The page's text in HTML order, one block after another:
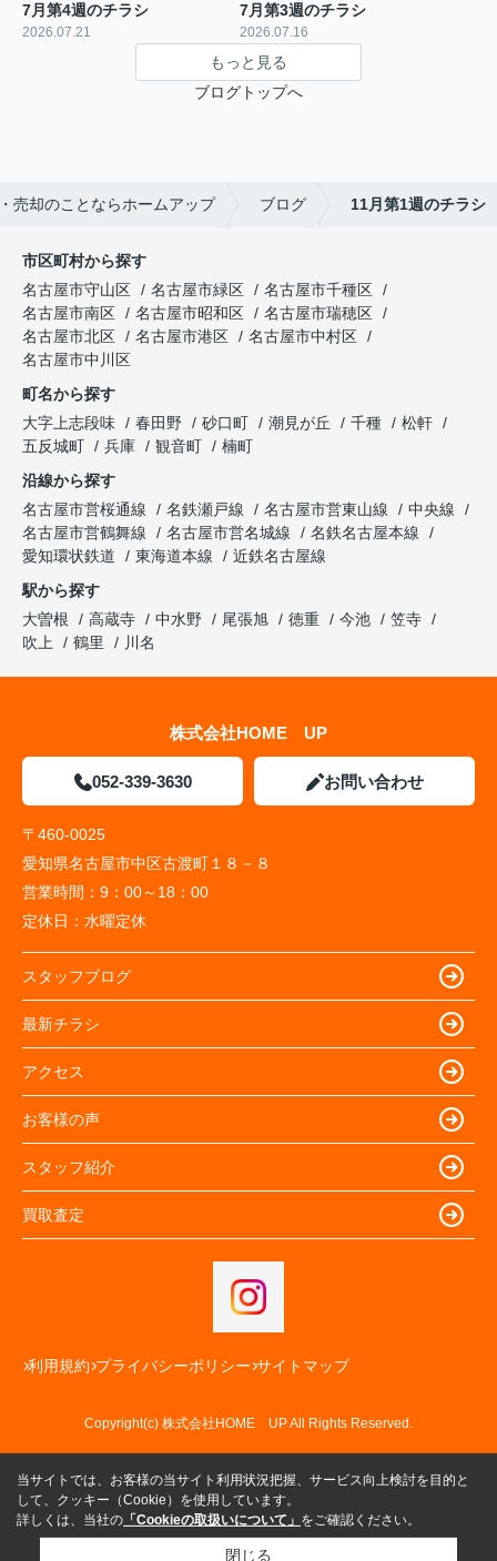
7月第4週のチラシ
2026.07.21
7月第3週のチラシ
2026.07.16
もっと見る
ブログトップへ
売却のことならホームアップ ブログ 11月第1週のチラシ
市区町村から探す
名古屋市守山区
名古屋市緑区
名古屋市千種区
名古屋市南区
名古屋市昭和区
名古屋市瑞穂区
名古屋市北区
名古屋市港区
名古屋市中村区
名古屋市中川区
町名から探す
大字上志段味
春田野 砂口町 潮見が丘 千種
松軒
五反城町
兵庫 観音町
楠町
沿線から探す
名古屋市営桜通線
名鉄瀬戸線 名古屋市営東山線
中央線
名古屋市営鶴舞線
名古屋市営名城線
名鉄名古屋本線
愛知環状鉄道
東海道本線
近鉄名古屋線
駅から探す
大曽根
高蔵寺 中水野 尾張旭 徳重 今池
笠寺
吹上
鶴里 川名
株式会社HOME UP
052-339-3630 お問い合わせ
〒460-0025
愛知県名古屋市中区古渡町１８－８
営業時間： 9：00～18：00
定休日： 水曜定休
スタッフブログ
最新チラシ
アクセス
お客様の声
スタッフ紹介
買取査定
利用規約 プライバシーポリシー サイトマップ
Copyright(c) 株式会社HOME UP All Rights Reserved.
当サイトでは、お客様の当サイト利用状況把握、サービス向上検討を目的と
して、クッキー（Cookie）を使用しています。
詳しくは、当社の 「Cookieの取扱いについて」 をご確認ください。
閉じる